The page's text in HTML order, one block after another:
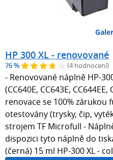
HP 300 XL - renovované
76 % (4 hodnocení)
- Renovované náplně HP-
(CC640E, CC643E,
renovace se 100% zárukou
otestovány (trysky, čip,
strojem TF Microfull -
dispozici tyto náplně do
(černá) 15 ml HP-300 XL -